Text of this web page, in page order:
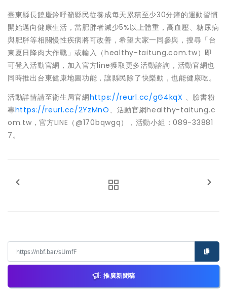
臺東縣長饒慶鈴呼籲縣民從養成每天累積至少30分鐘的運動習慣
開始邁向健康生活，當肥胖者減少5%以上體重，高血壓、糖尿病
與肥胖等相關慢性疾病將可改善，希望大家一同參與，搜尋「台
東夏日降肉大作戰」或輸入（healthy-taitung.com.tw）即
可登入活動官網，加入官方line獲取更多活動諮詢，活動官網也
同時推出台東健康地圖功能，讓縣民除了快樂動，也能健康吃。
活動詳情請至衛生局官網https://reurl.cc/gG4kqX 、臉書粉
專https://reurl.cc/2YzMnO 、活動官網healthy-taitung.c
om.tw，官方LINE（@170bqwgq），活動小組：089-33881
7。
推廣新聞稿